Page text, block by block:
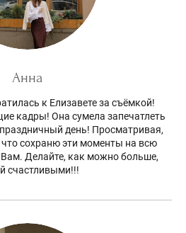
Анна
к Елизавете за съёмкой!
кадры! Она сумела запечатлеть
день! Просматривая,
сохраню эти моменты на всю
Делайте, как можно больше,
счастливыми!!!